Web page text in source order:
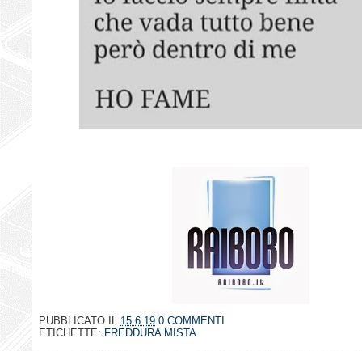
PUBBLICATO IL 15.6.19 0 COMMENTI
ETICHETTE: FREDDURA MISTA